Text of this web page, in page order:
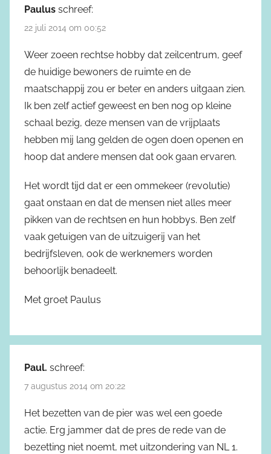
Paulus schreef:
22 juli 2014 om 00:52
Weer zoeen rechtse hobby dat zeilcentrum, geef
de huidige bewoners de ruimte en de
maatschappij zou er beter en anders uitgaan zien.
Ik ben zelf actief geweest en ben nog op kleine
schaal bezig, deze mensen van de vrijplaats
hebben mij lang gelden de ogen doen openen en
hoop dat andere mensen dat ook gaan ervaren.
Het wordt tijd dat er een ommekeer (revolutie)
gaat onstaan en dat de mensen niet alles meer
pikken van de rechtsen en hun hobbys. Ben zelf
vaak getuigen van de uitzuigerij van het
bedrijfsleven, ook de werknemers worden
behoorlijk benadeelt.
Met groet Paulus
Paul. schreef:
7 augustus 2014 om 20:22
Het bezetten van de pier was wel een goede
actie. Erg jammer dat de pres de rede van de
bezetting niet noemt, met uitzondering van NL 1.